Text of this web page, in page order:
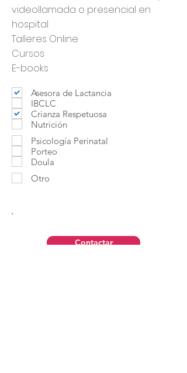
videollamada o presencial en
hospital
Talleres Online
Cursos
E-books
Asesora de Lactancia
IBCLC
Crianza Respetuosa
Nutrición
Psicología Perinatal
Porteo
Doula
Otro
Contactar